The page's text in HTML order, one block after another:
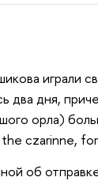
играли
два дня,
орла)
czarinne,
об